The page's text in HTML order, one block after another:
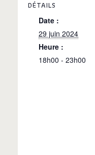
DÉTAILS
Date :
29 juin 2024
Heure :
18h00 - 23h00